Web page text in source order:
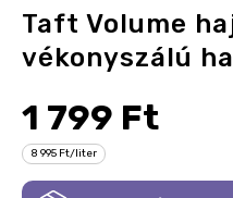
Taft Volume
vékonyszálú
1 799 Ft
8 995 Ft/liter